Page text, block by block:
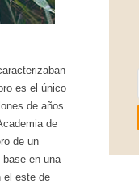
es el único
de años.
de
de un
en una
el este de